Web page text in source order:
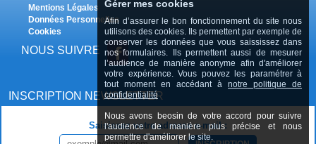
Mentions Légales
Données Personnelles
Cookies
NOUS SUIVRE
INSCRIPTION NEWSLETTER
Saisissez votre adresse e-mail :
Gérer mes cookies
Afin d’assurer le bon fonctionnement du site nous
utilisons des cookies. Ils permettent par exemple de
conserver les données que vous saississez dans
nos formulaires. Ils permettent aussi de mesurer
l’audience de manière anonyme afin d'améliorer
votre expérience. Vous pouvez les paramétrer à
tout moment en accédant à notre politique de
confidentialité
Nous avons beosin de votre accord pour suivre
l'audience de manière plus précise et nous
permettre d'améliorer le site.